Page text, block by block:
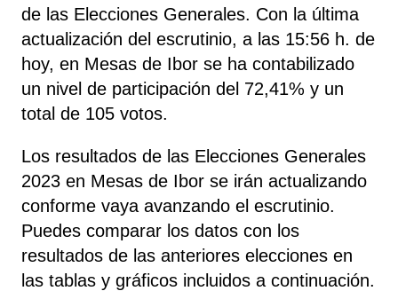
de las Elecciones Generales. Con la última
actualización del escrutinio, a las 15:56 h. de
hoy, en Mesas de Ibor se ha contabilizado
un nivel de participación del 72,41% y un
total de 105 votos.
Los resultados de las Elecciones Generales
2023 en Mesas de Ibor se irán actualizando
conforme vaya avanzando el escrutinio.
Puedes comparar los datos con los
resultados de las anteriores elecciones en
las tablas y gráficos incluidos a continuación.